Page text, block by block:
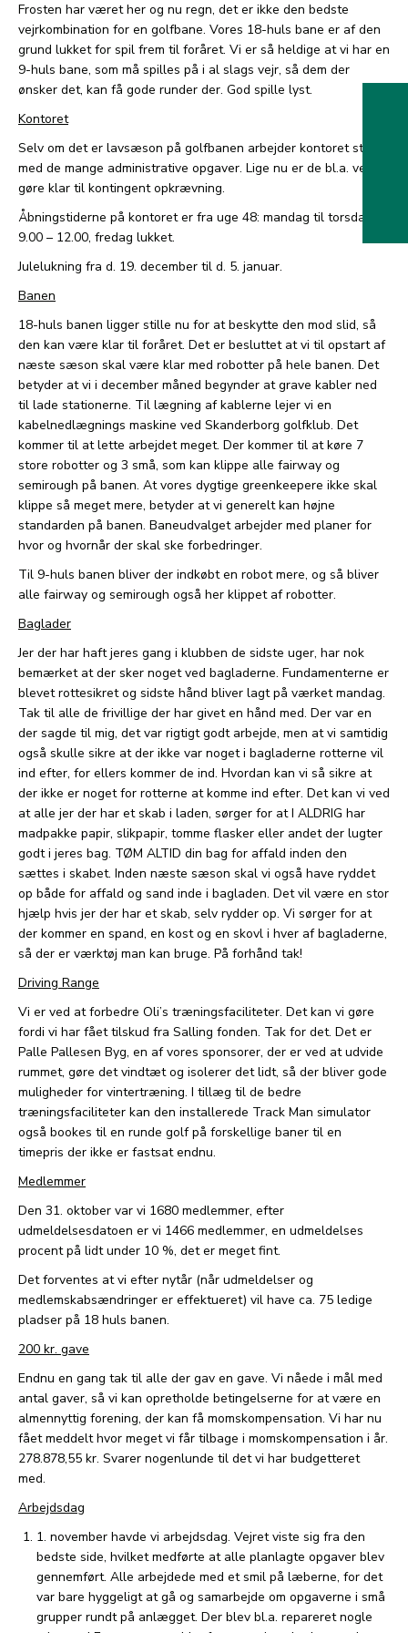
Frosten har været her og nu regn, det er ikke den bedste
vejrkombination for en golfbane. Vores 18-huls bane er af den
grund lukket for spil frem til foråret. Vi er så heldige at vi har en
9-huls bane, som må spilles på i al slags vejr, så dem der
ønsker det, kan få gode runder der. God spille lyst.
Kontoret
Selv om det er lavsæson på golfbanen arbejder kontoret stadig
med de mange administrative opgaver. Lige nu er de bl.a. ved at
gøre klar til kontingent opkrævning.
Åbningstiderne på kontoret er fra uge 48: mandag til torsdag
9.00 – 12.00, fredag lukket.
Julelukning fra d. 19. december til d. 5. januar.
Banen
18-huls banen ligger stille nu for at beskytte den mod slid, så
den kan være klar til foråret. Det er besluttet at vi til opstart af
næste sæson skal være klar med robotter på hele banen. Det
betyder at vi i december måned begynder at grave kabler ned
til lade stationerne. Til lægning af kablerne lejer vi en
kabelnedlægnings maskine ved Skanderborg golfklub. Det
kommer til at lette arbejdet meget. Der kommer til at køre 7
store robotter og 3 små, som kan klippe alle fairway og
semirough på banen. At vores dygtige greenkeepere ikke skal
klippe så meget mere, betyder at vi generelt kan højne
standarden på banen. Baneudvalget arbejder med planer for
hvor og hvornår der skal ske forbedringer.
Til 9-huls banen bliver der indkøbt en robot mere, og så bliver
alle fairway og semirough også her klippet af robotter.
Baglader
Jer der har haft jeres gang i klubben de sidste uger, har nok
bemærket at der sker noget ved bagladerne. Fundamenterne er
blevet rottesikret og sidste hånd bliver lagt på værket mandag.
Tak til alle de frivillige der har givet en hånd med. Der var en
der sagde til mig, det var rigtigt godt arbejde, men at vi samtidig
også skulle sikre at der ikke var noget i bagladerne rotterne vil
ind efter, for ellers kommer de ind. Hvordan kan vi så sikre at
der ikke er noget for rotterne at komme ind efter. Det kan vi ved
at alle jer der har et skab i laden, sørger for at I ALDRIG har
madpakke papir, slikpapir, tomme flasker eller andet der lugter
godt i jeres bag. TØM ALTID din bag for affald inden den
sættes i skabet. Inden næste sæson skal vi også have ryddet
op både for affald og sand inde i bagladen. Det vil være en stor
hjælp hvis jer der har et skab, selv rydder op. Vi sørger for at
der kommer en spand, en kost og en skovl i hver af bagladerne,
så der er værktøj man kan bruge. På forhånd tak!
Driving Range
Vi er ved at forbedre Oli’s træningsfaciliteter. Det kan vi gøre
fordi vi har fået tilskud fra Salling fonden. Tak for det. Det er
Palle Pallesen Byg, en af vores sponsorer, der er ved at udvide
rummet, gøre det vindtæt og isolerer det lidt, så der bliver gode
muligheder for vintertræning. I tillæg til de bedre
træningsfaciliteter kan den installerede Track Man simulator
også bookes til en runde golf på forskellige baner til en
timepris der ikke er fastsat endnu.
Medlemmer
Den 31. oktober var vi 1680 medlemmer, efter
udmeldelsesdatoen er vi 1466 medlemmer, en udmeldelses
procent på lidt under 10 %, det er meget fint.
Det forventes at vi efter nytår (når udmeldelser og
medlemskabsændringer er effektueret) vil have ca. 75 ledige
pladser på 18 huls banen.
200 kr. gave
Endnu en gang tak til alle der gav en gave. Vi nåede i mål med
antal gaver, så vi kan opretholde betingelserne for at være en
almennyttig forening, der kan få momskompensation. Vi har nu
fået meddelt hvor meget vi får tilbage i momskompensation i år.
278.878,55 kr. Svarer nogenlunde til det vi har budgetteret
med.
Arbejdsdag
1. november havde vi arbejdsdag. Vejret viste sig fra den
bedste side, hvilket medførte at alle planlagte opgaver blev
gennemført. Alle arbejdede med et smil på læberne, for det
var bare hyggeligt at gå og samarbejde om opgaverne i små
grupper rundt på anlægget. Der blev bl.a. repareret nogle